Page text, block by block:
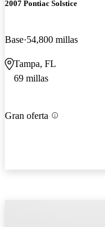
2007 Pontiac Solstice
Base 54,800 millas
Tampa, FL
69 millas
Gran oferta